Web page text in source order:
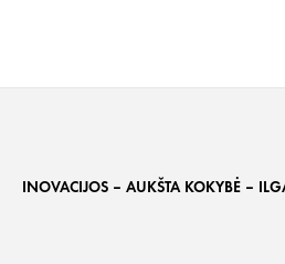
INOVACIJOS – AUKŠTA KOKYBĖ –